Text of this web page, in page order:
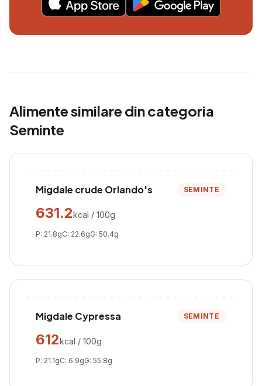
Alimente similare din categoria
Seminte
Migdale crude Orlando's SEMINTE
631.2kcal / 100g
P: 21.8gC: 22.6gG: 50.4g
Migdale Cypressa SEMINTE
612kcal / 100g
P: 21.1gC: 6.9gG: 55.8g